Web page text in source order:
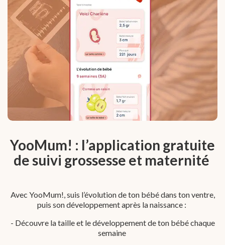
YooMum! : l’application gratuite
de suivi grossesse et maternité
Avec YooMum!, suis l’évolution de ton bébé dans ton ventre,
puis son développement après la naissance :
- Découvre la taille et le développement de ton bébé chaque
semaine